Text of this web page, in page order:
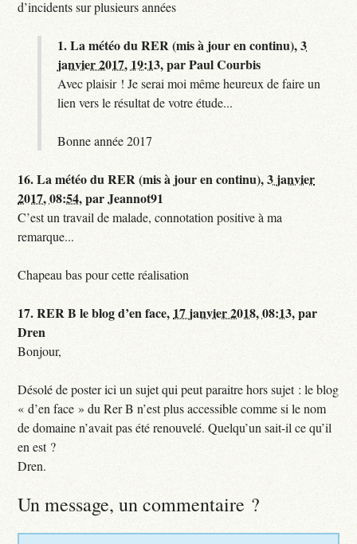
d’incidents sur plusieurs années
1.La météo du RER (mis à jour en continu),3
janvier 2017, 19:13,parPaul Courbis
Avec plaisir ! Je serai moi même heureux de faire un
lien vers le résultat de votre étude...
Bonne année 2017
16.La météo du RER (mis à jour en continu),3 janvier
2017, 08:54,parJeannot91
C’est un travail de malade, connotation positive à ma
remarque...
Chapeau bas pour cette réalisation
17.RER B le blog d’en face, 17 janvier 2018, 08:13,par
Dren
Bonjour,
Désolé de poster ici un sujet qui peut paraitre hors sujet : le blog
« d’en face » du Rer B n’est plus accessible comme si le nom
de domaine n’avait pas été renouvelé. Quelqu’un sait-il ce qu’il
en est ?
Dren.
Un message, un commentaire ?